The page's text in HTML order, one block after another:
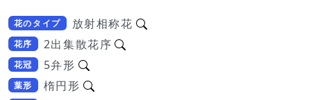
花のタイプ 放射相称花
花序 2出集散花序
花冠 5弁形
葉形 楕円形